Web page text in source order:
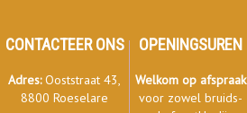
CONTACTEER ONS
Adres:Ooststraat 43,
8800 Roeselare
OPENINGSUREN
Welkom op afspraak
voor zowel bruids-